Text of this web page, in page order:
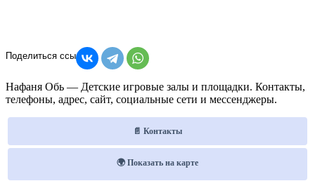
Нафаня Обь — Детские игровые залы и площадки. Контакты,
телефоны, адрес, сайт, социальные сети и мессенджеры.
📄 Контакты
🌍 Показать на карте